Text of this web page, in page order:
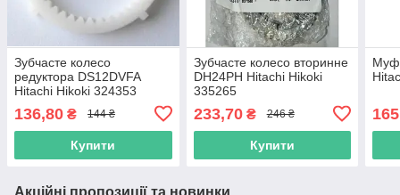
Зубчасте колесо
редуктора DS12DVFA
Hitachi Hikoki 324353
136,80 ₴ 144 ₴
Купити
Зубчасте колесо вторинне
DH24PH Hitachi Hikoki
335265
233,70₴ 246 ₴
Купити
Акційні пропозиції та новинки